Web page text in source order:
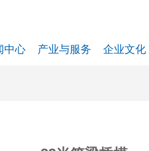
中心 产业与服务 企业文化